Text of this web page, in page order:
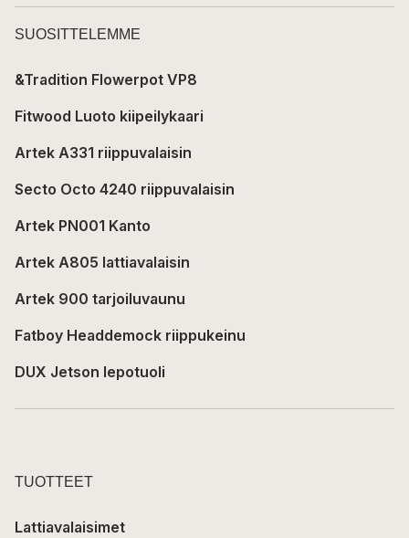
SUOSITTELEMME
&Tradition Flowerpot VP8
Fitwood Luoto kiipeilykaari
Artek A331 riippuvalaisin
Secto Octo 4240 riippuvalaisin
Artek PN001 Kanto
Artek A805 lattiavalaisin
Artek 900 tarjoiluvaunu
Fatboy Headdemock riippukeinu
DUX Jetson lepotuoli
TUOTTEET
Lattiavalaisimet